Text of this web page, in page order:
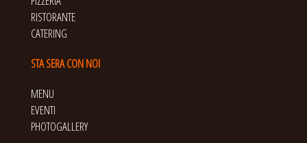
RISTORANTE
CATERING
STA SERA CON NOI
MENU
EVENTI
PHOTOGALLERY